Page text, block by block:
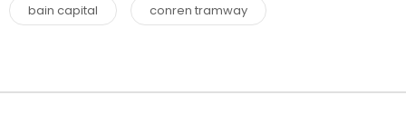
bain capital conren tramway